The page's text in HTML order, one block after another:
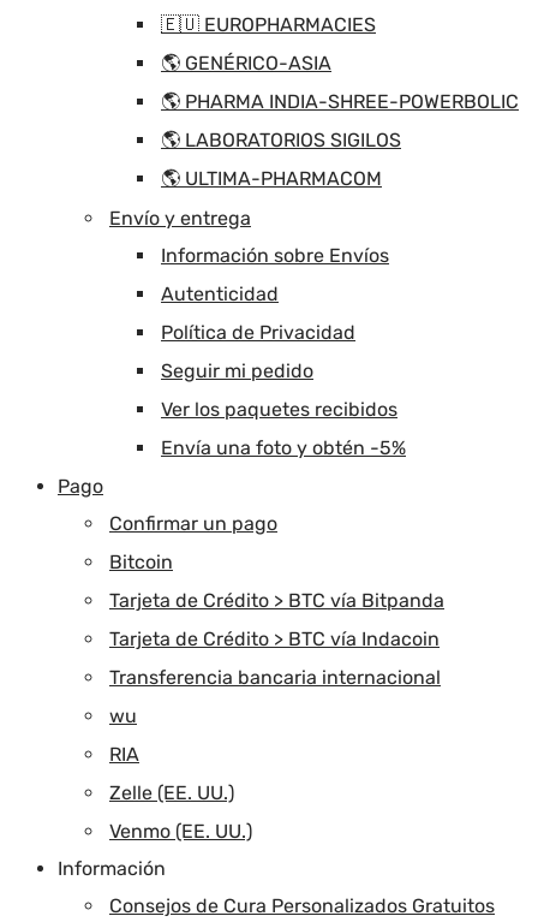
🇪🇺 EUROPHARMACIES
🌎 GENÉRICO-ASIA
🌎 PHARMA INDIA-SHREE-POWERBOLIC
🌎 LABORATORIOS SIGILOS
🌎 ULTIMA-PHARMACOM
Envío y entrega
Información sobre Envíos
Autenticidad
Política de Privacidad
Seguir mi pedido
Ver los paquetes recibidos
Envía una foto y obtén -5%
Pago
Confirmar un pago
Bitcoin
Tarjeta de Crédito > BTC vía Bitpanda
Tarjeta de Crédito > BTC vía Indacoin
Transferencia bancaria internacional
wu
RIA
Zelle (EE. UU.)
Venmo (EE. UU.)
Información
Consejos de Cura Personalizados Gratuitos